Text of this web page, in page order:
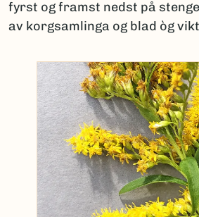
fyrst og framst nedst på
av korgsamlinga og blad òg